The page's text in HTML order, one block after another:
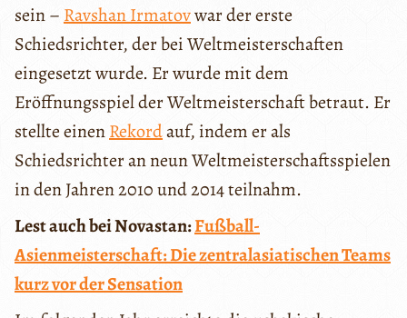
sein –Ravshan Irmatovwar der erste
Schiedsrichter, der bei Weltmeisterschaften
eingesetzt wurde. Er wurde mit dem
Eröffnungsspiel der Weltmeisterschaft betraut. Er
stellte einenRekordauf, indem er als
Schiedsrichter an neun Weltmeisterschaftsspielen
in den Jahren 2010 und 2014 teilnahm.
Lest auch bei Novastan:Fußball-
Asienmeisterschaft: Die zentralasiatischen Teams
kurz vor der Sensation